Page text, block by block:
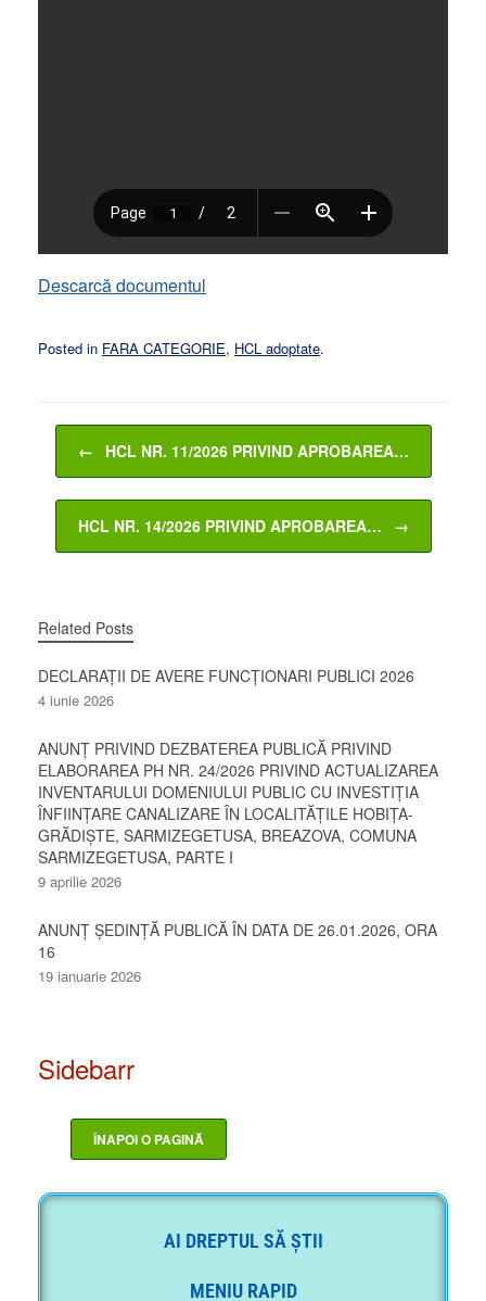
Descarcă documentul
Posted in FARA CATEGORIE, HCL adoptate.
Post navigation
← HCL NR. 11/2026 PRIVIND APROBAREA…
HCL NR. 14/2026 PRIVIND APROBAREA… →
Related Posts
DECLARAȚII DE AVERE FUNCȚIONARI PUBLICI 2026
4 iunie 2026
ANUNȚ PRIVIND DEZBATEREA PUBLICĂ PRIVIND
ELABORAREA PH NR. 24/2026 PRIVIND ACTUALIZAREA
INVENTARULUI DOMENIULUI PUBLIC CU INVESTIȚIA
ÎNFIINȚARE CANALIZARE ÎN LOCALITĂȚILE HOBIȚA-
GRĂDIȘTE, SARMIZEGETUSA, BREAZOVA, COMUNA
SARMIZEGETUSA, PARTE I
9 aprilie 2026
ANUNȚ ȘEDINȚĂ PUBLICĂ ÎN DATA DE 26.01.2026, ORA
16
19 ianuarie 2026
Sidebarr
AI DREPTUL SĂ ȘTII
MENIU RAPID